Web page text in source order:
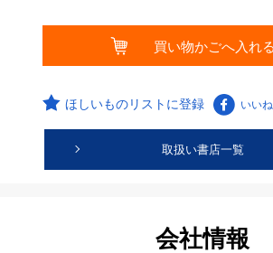
ほしいものリストに登録 いいね
取扱い書店一覧
会社情報